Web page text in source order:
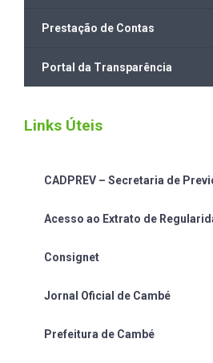
Prestação de Contas
Portal da Transparência
Links Úteis
CADPREV – Secretaria de
Acesso ao Extrato de
Consignet
Jornal Oficial de Cambé
Prefeitura de Cambé